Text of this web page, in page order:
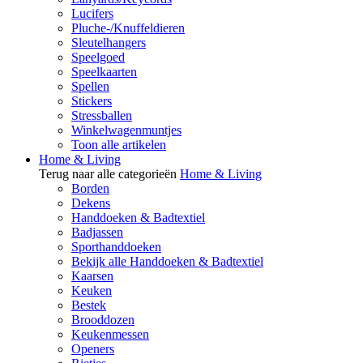
Lucifers
Pluche-/Knuffeldieren
Sleutelhangers
Speelgoed
Speelkaarten
Spellen
Stickers
Stressballen
Winkelwagenmuntjes
Toon alle artikelen
Home & Living
Terug naar alle categorieën Home & Living
Borden
Dekens
Handdoeken & Badtextiel
Badjassen
Sporthanddoeken
Bekijk alle Handdoeken & Badtextiel
Kaarsen
Keuken
Bestek
Brooddozen
Keukenmessen
Openers